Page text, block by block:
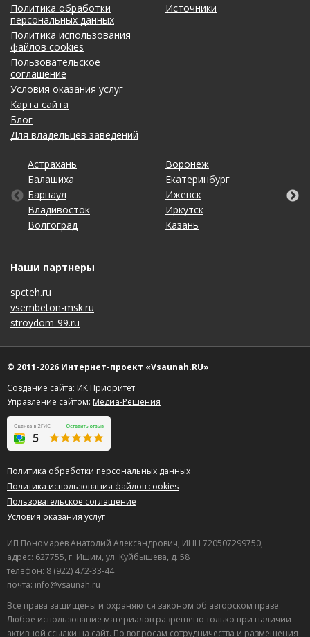
Политика обработки
персональных данных
Политика использования
файлов cookies
Пользовательское
соглашение
Условия оказания услуг
Карта сайта
Блог
Для владельцев заведений
Источники
Астрахань
Балашиха
Барнаул
Владивосток
Волгоград
Воронеж
Екатеринбург
Ижевск
Иркутск
Казань
Калининград
Кемерово
Киров
Краснодар
Красноярск
Липецк
Махачкала
Набережные Челны
Нижний Новгород
Новосибирск
Омск
Оренбург
Пенза
Пермь
Ростов-на-Дону
Рязань
Самара
Санкт-Петербург
Саратов
Ставрополь
Тольятти
Томск
Тула
Тюмень
Ульяновск
Уфа
Хабаровск
Чебоксары
Челябинск
Ярославль
Наши партнеры
spcteh.ru
vsembeton-msk.ru
stroydom-99.ru
© 2011-2026 Интернет-проект «Vsaunah.RU»
Создание сайта: ИК Приоритет
Управление сайтом: Медиа-Решения
Политика обработки персональных данных
Политика использования файлов cookies
Пользовательское соглашение
Условия оказания услуг
ИП Пономарев Анатолий Александрович, ИНН 720507299750,
адрес: 627755, г. Ишим, ул. Куйбышева, д. 58
телефон: 8 (922) 472-33-44
почта: info@vsaunah.ru
Все права защищены и охраняются законом об авторском праве.
Любое использование материалов разрешено только при наличии
активной ссылки на сайт. По вопросам сотрудничества и размещения